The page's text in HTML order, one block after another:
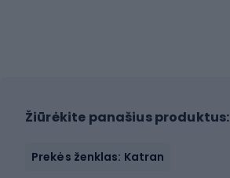
Žiūrėkite panašius produktus:
Prekės ženklas: Katran